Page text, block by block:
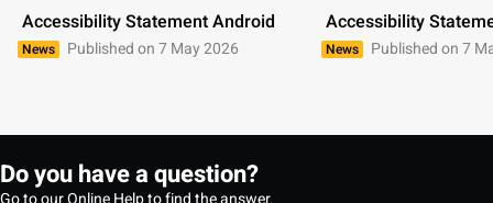
Accessibility Statement Android
News Published on 7 May 2026
Accessibility
News Published on 7
Do you have a question?